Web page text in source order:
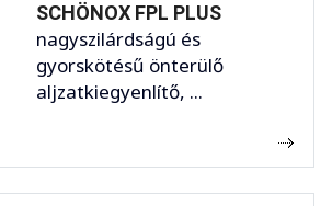
SCHÖNOX FPL PLUS
nagyszilárdságú és
gyorskötésű önterülő
aljzatkiegyenlítő, ...